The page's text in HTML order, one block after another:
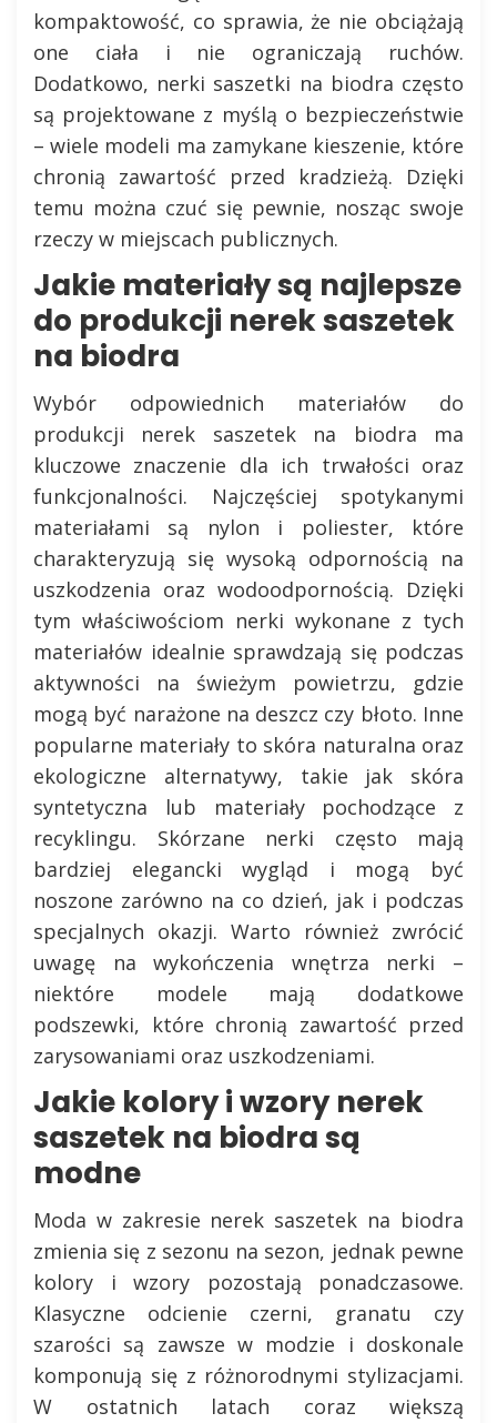
kompaktowość, co sprawia, że nie obciążają
one ciała i nie ograniczają ruchów.
Dodatkowo, nerki saszetki na biodra często
są projektowane z myślą o bezpieczeństwie
– wiele modeli ma zamykane kieszenie, które
chronią zawartość przed kradzieżą. Dzięki
temu można czuć się pewnie, nosząc swoje
rzeczy w miejscach publicznych.
Jakie materiały są najlepsze
do produkcji nerek saszetek
na biodra
Wybór odpowiednich materiałów do
produkcji nerek saszetek na biodra ma
kluczowe znaczenie dla ich trwałości oraz
funkcjonalności. Najczęściej spotykanymi
materiałami są nylon i poliester, które
charakteryzują się wysoką odpornością na
uszkodzenia oraz wodoodpornością. Dzięki
tym właściwościom nerki wykonane z tych
materiałów idealnie sprawdzają się podczas
aktywności na świeżym powietrzu, gdzie
mogą być narażone na deszcz czy błoto. Inne
popularne materiały to skóra naturalna oraz
ekologiczne alternatywy, takie jak skóra
syntetyczna lub materiały pochodzące z
recyklingu. Skórzane nerki często mają
bardziej elegancki wygląd i mogą być
noszone zarówno na co dzień, jak i podczas
specjalnych okazji. Warto również zwrócić
uwagę na wykończenia wnętrza nerki –
niektóre modele mają dodatkowe
podszewki, które chronią zawartość przed
zarysowaniami oraz uszkodzeniami.
Jakie kolory i wzory nerek
saszetek na biodra są
modne
Moda w zakresie nerek saszetek na biodra
zmienia się z sezonu na sezon, jednak pewne
kolory i wzory pozostają ponadczasowe.
Klasyczne odcienie czerni, granatu czy
szarości są zawsze w modzie i doskonale
komponują się z różnorodnymi stylizacjami.
W ostatnich latach coraz większą